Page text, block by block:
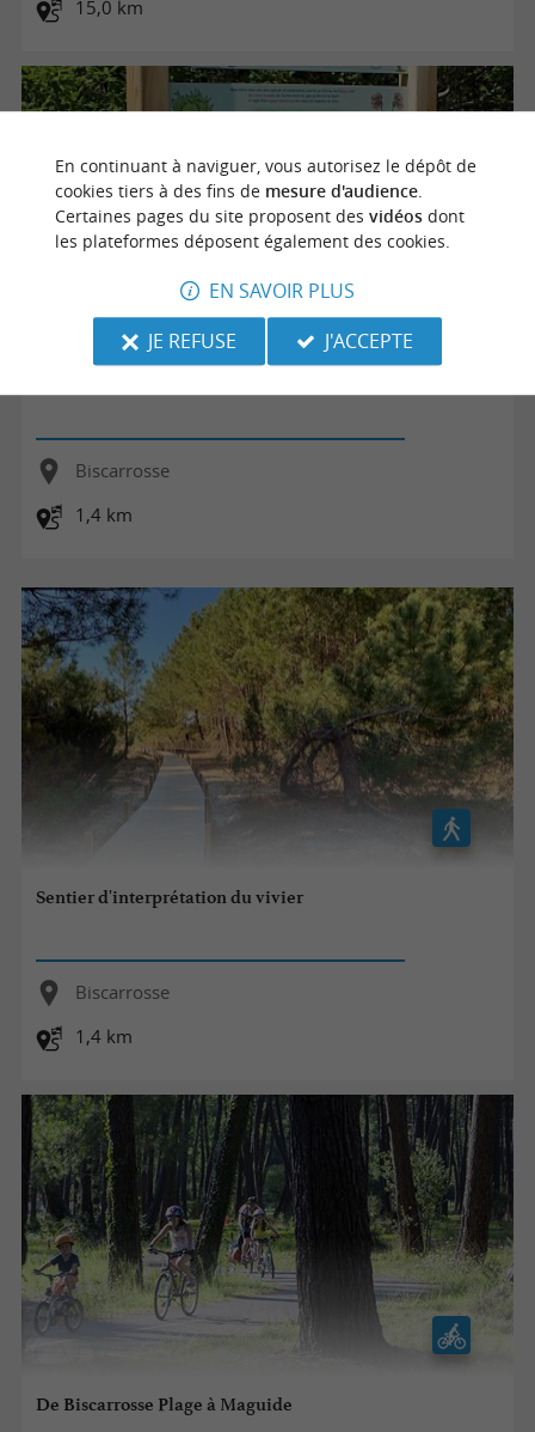
15,0 km
Biscarrosse
1,4 km
Sentier d'interprétation du vivier
Biscarrosse
1,4 km
De Biscarrosse Plage à Maguide
En continuant à naviguer, vous autorisez le dépôt de
cookies tiers à des fins de mesure d'audience.
Certaines pages du site proposent des vidéosdont
les plateformes déposent également des cookies.
EN SAVOIR PLUS
JE REFUSE
J'ACCEPTE